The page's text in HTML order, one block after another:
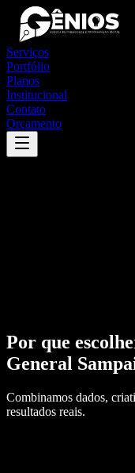
Serviços
Portfólio
Planos
Institucional
Contato
Orçamento
Por que
General
Combinamos dados,
resultados reais.